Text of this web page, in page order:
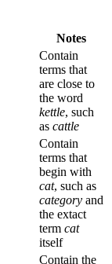
Notes
Contain
terms that
are close to
the word
kettle, such
as cattle
Contain
terms that
begin with
cat, such as
category and
the extact
term cat
itself
Contain the